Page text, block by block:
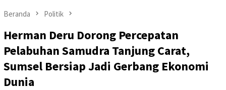
Beranda Politik
Herman Deru Dorong Percepatan
Pelabuhan Samudra Tanjung Carat,
Sumsel Bersiap Jadi Gerbang Ekonomi
Dunia